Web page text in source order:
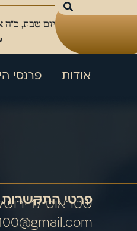
יום שבת, כ"ה
אודות פרנסי
פרטי התקשרות
שטראוס 17 ירושלים